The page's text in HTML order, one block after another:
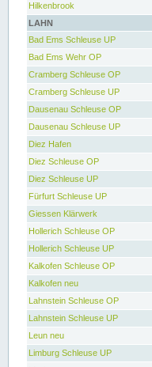
Hilkenbrook
LAHN
Bad Ems Schleuse UP
Bad Ems Wehr OP
Cramberg Schleuse OP
Cramberg Schleuse UP
Dausenau Schleuse OP
Dausenau Schleuse UP
Diez Hafen
Diez Schleuse OP
Diez Schleuse UP
Fürfurt Schleuse UP
Giessen Klärwerk
Hollerich Schleuse OP
Hollerich Schleuse UP
Kalkofen Schleuse OP
Kalkofen neu
Lahnstein Schleuse OP
Lahnstein Schleuse UP
Leun neu
Limburg Schleuse UP